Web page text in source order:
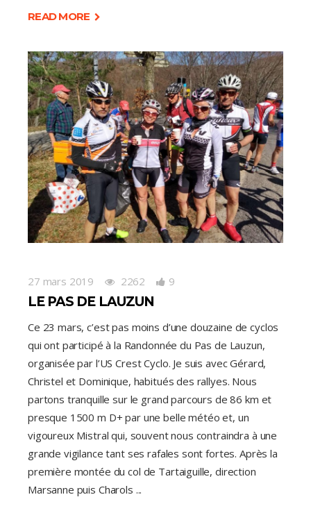
READ MORE
27 mars 2019 2262 9
LE PAS DE LAUZUN
Ce 23 mars, c’est pas moins d’une douzaine de cyclos
qui ont participé à la Randonnée du Pas de Lauzun,
organisée par l’US Crest Cyclo. Je suis avec Gérard,
Christel et Dominique, habitués des rallyes. Nous
partons tranquille sur le grand parcours de 86 km et
presque 1500 m D+ par une belle météo et, un
vigoureux Mistral qui, souvent nous contraindra à une
grande vigilance tant ses rafales sont fortes. Après la
première montée du col de Tartaiguille, direction
Marsanne puis Charols